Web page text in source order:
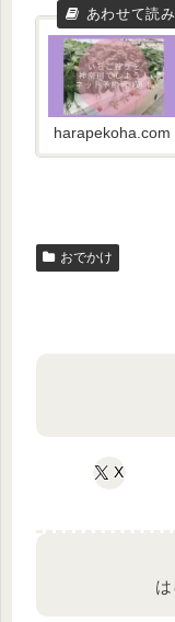
harapekoha.com
おでかけ
X